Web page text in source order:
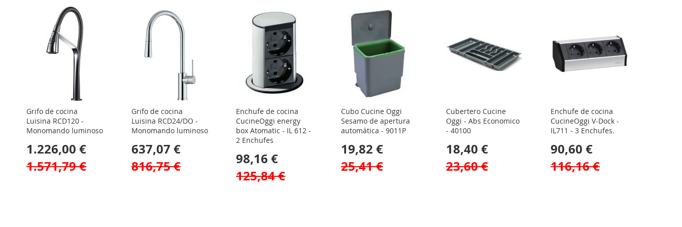
DESEOS
Grifo de cocina
Luisina RCD120 -
Monomando luminoso
1.226,00 €
1.571,79 €
Grifo de cocina
Luisina RCD24/DO -
Monomando luminoso
637,07 €
816,75 €
Enchufe de cocina
CucineOggi energy
box Atomatic - IL 612 -
2 Enchufes
98,16 €
125,84 €
Cubo Cucine Oggi
Sesamo de apertura
automática - 9011P
19,82 €
25,41 €
Cubertero Cucine
Oggi - Abs Economico
- 40100
18,40 €
23,60 €
Enchufe de cocina
CucineOggi V-Dock -
IL711 - 3 Enchufes.
90,60 €
116,16 €